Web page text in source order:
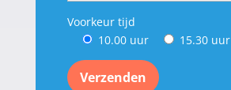
Voorkeur tijd
10.00 uur
15.30 uur